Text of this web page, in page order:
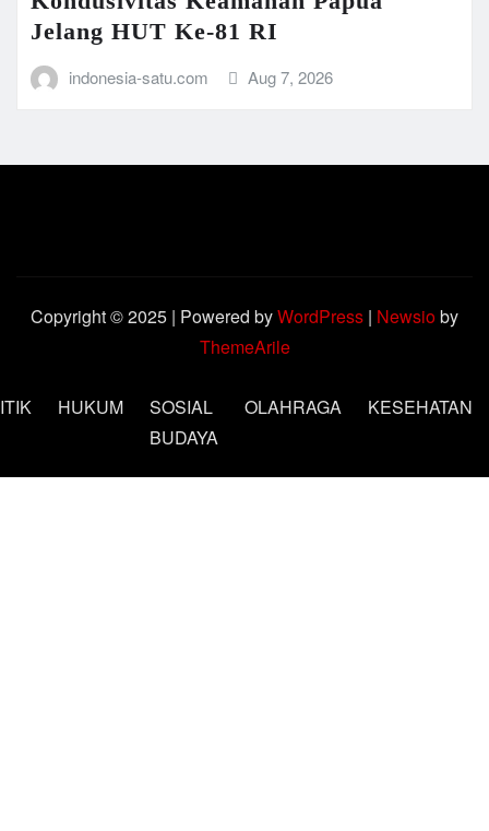
Jelang HUT Ke-81 RI
indonesia-satu.com Aug 7, 2026
Copyright © 2025 | Powered byWordPress | Newsioby
ThemeArile
HUKUM
SOSIAL
BUDAYA
OLAHRAGA KESEHATAN